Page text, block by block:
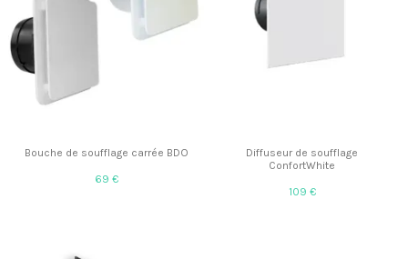
Bouche de soufflage carrée BDO
69 €
Diffuseur de soufflage
ConfortWhite
109 €